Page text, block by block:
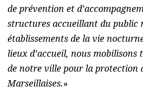
de prévention et
structures accueillant du public
établissements de la vie
lieux d’accueil, nous mobilisons
de notre ville pour la protection
Marseillaises.»